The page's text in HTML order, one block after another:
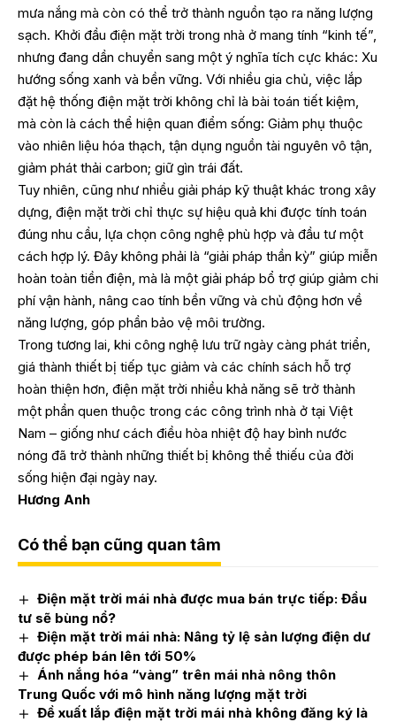
mưa nắng mà còn có thể trở thành nguồn tạo ra năng lượng
sạch. Khởi đầu điện mặt trời trong nhà ở mang tính “kinh tế”,
nhưng đang dần chuyển sang một ý nghĩa tích cực khác: Xu
hướng sống xanh và bền vững. Với nhiều gia chủ, việc lắp
đặt hệ thống điện mặt trời không chỉ là bài toán tiết kiệm,
mà còn là cách thể hiện quan điểm sống: Giảm phụ thuộc
vào nhiên liệu hóa thạch, tận dụng nguồn tài nguyên vô tận,
giảm phát thải carbon; giữ gìn trái đất.
Tuy nhiên, cũng như nhiều giải pháp kỹ thuật khác trong xây
dựng, điện mặt trời chỉ thực sự hiệu quả khi được tính toán
đúng nhu cầu, lựa chọn công nghệ phù hợp và đầu tư một
cách hợp lý. Đây không phải là “giải pháp thần kỳ” giúp miễn
hoàn toàn tiền điện, mà là một giải pháp bổ trợ giúp giảm chi
phí vận hành, nâng cao tính bền vững và chủ động hơn về
năng lượng, góp phần bảo vệ môi trường.
Trong tương lai, khi công nghệ lưu trữ ngày càng phát triển,
giá thành thiết bị tiếp tục giảm và các chính sách hỗ trợ
hoàn thiện hơn, điện mặt trời nhiều khả năng sẽ trở thành
một phần quen thuộc trong các công trình nhà ở tại Việt
Nam – giống như cách điều hòa nhiệt độ hay bình nước
nóng đã trở thành những thiết bị không thể thiếu của đời
sống hiện đại ngày nay.
Hương Anh
Có thể bạn cũng quan tâm
Điện mặt trời mái nhà được mua bán trực tiếp: Đầu
tư sẽ bùng nổ?
Điện mặt trời mái nhà: Nâng tỷ lệ sản lượng điện dư
được phép bán lên tới 50%
Ánh nắng hóa “vàng” trên mái nhà nông thôn
Trung Quốc với mô hình năng lượng mặt trời
Đề xuất lắp điện mặt trời mái nhà không đăng ký là